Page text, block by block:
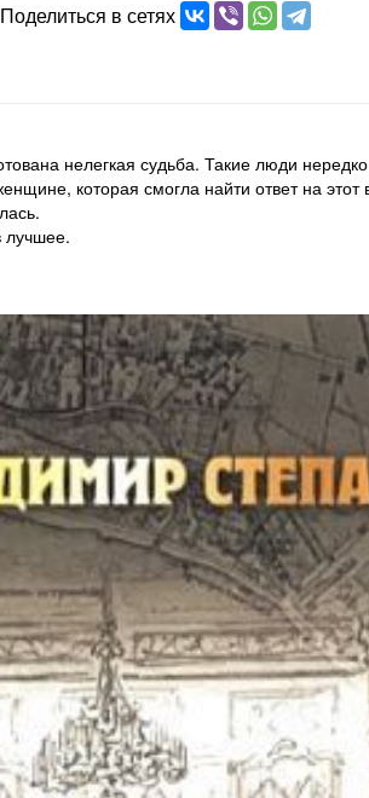
Поделиться в сетях
нелегкая судьба. Такие люди
которая смогла найти ответ на
лучшее.